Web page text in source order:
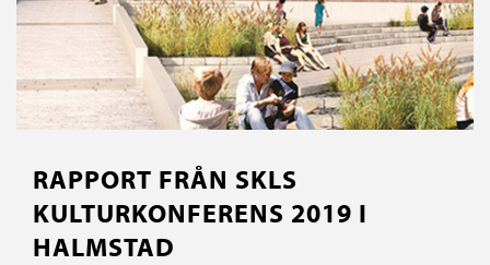
RAPPORT FRÅN SKLS
KULTURKONFERENS 2019 I
HALMSTAD